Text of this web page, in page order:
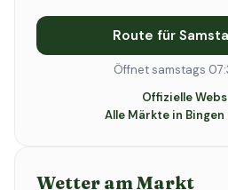
Route für
Öffnet samstags
Offizielle
Alle Märkte in Bingen
Wetter am Markt